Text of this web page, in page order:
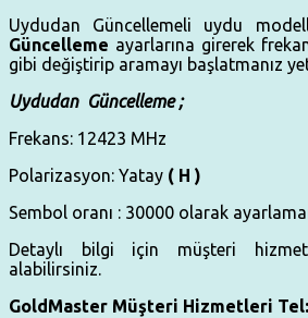
Uydudan Güncellemeli uydu
Güncelleme ayarlarına girerek
gibi değiştirip aramayı başlatmanız
Uydudan Güncelleme ;
Frekans: 12423 MHz
Polarizasyon: Yatay ( H )
Sembol oranı : 30000 olarak
Detaylı bilgi için müşteri
alabilirsiniz.
GoldMaster Müşteri Hizmetleri